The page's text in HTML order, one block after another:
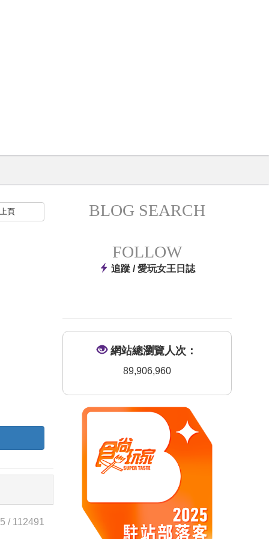
頁
5 / 112491
BLOG SEARCH
FOLLOW
追蹤 /愛玩女王日誌
網站總瀏覽人次：
89,906,960